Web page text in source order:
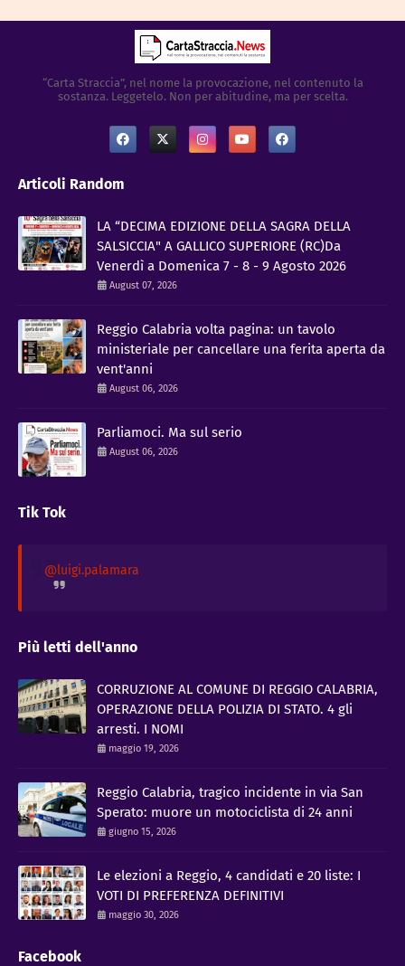
“Carta Straccia”, nel nome la provocazione, nel contenuto la
sostanza. Leggetelo. Non per abitudine, ma per scelta.
Articoli Random
LA “DECIMA EDIZIONE DELLA SAGRA DELLA
SALSICCIA" A GALLICO SUPERIORE (RC)Da
Venerdì a Domenica 7 - 8 - 9 Agosto 2026
August 07, 2026
​Reggio Calabria volta pagina: un tavolo
ministeriale per cancellare una ferita aperta da
vent'anni
August 06, 2026
Parliamoci. Ma sul serio
August 06, 2026
Tik Tok
@luigi.palamara
Più letti dell'anno
CORRUZIONE AL COMUNE DI REGGIO CALABRIA,
OPERAZIONE DELLA POLIZIA DI STATO. 4 gli
arresti. I NOMI
maggio 19, 2026
Reggio Calabria, tragico incidente in via San
Sperato: muore un motociclista di 24 anni
giugno 15, 2026
Le elezioni a Reggio, 4 candidati e 20 liste: I
VOTI DI PREFERENZA DEFINITIVI
maggio 30, 2026
Facebook